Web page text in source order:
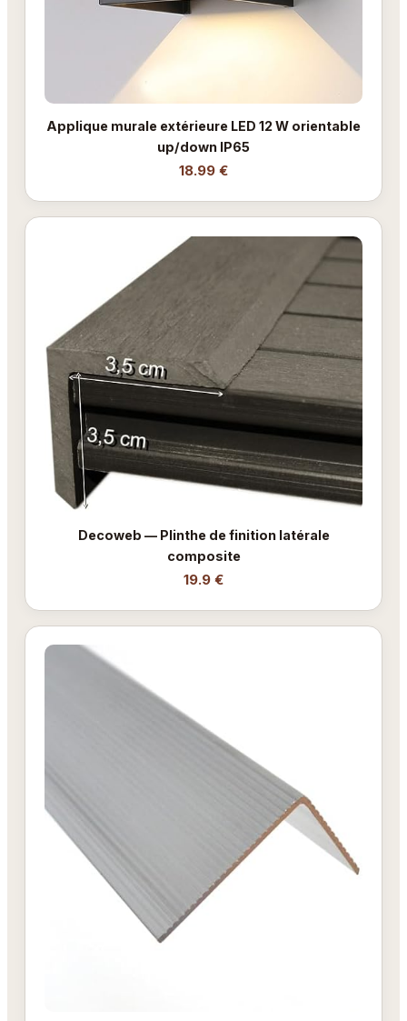
Applique murale extérieure LED 12 W orientable
up/down IP65
18.99 €
Decoweb — Plinthe de finition latérale
composite
19.9 €